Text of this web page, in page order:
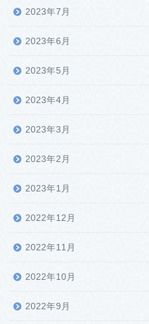
2023年7月
2023年6月
2023年5月
2023年4月
2023年3月
2023年2月
2023年1月
2022年12月
2022年11月
2022年10月
2022年9月